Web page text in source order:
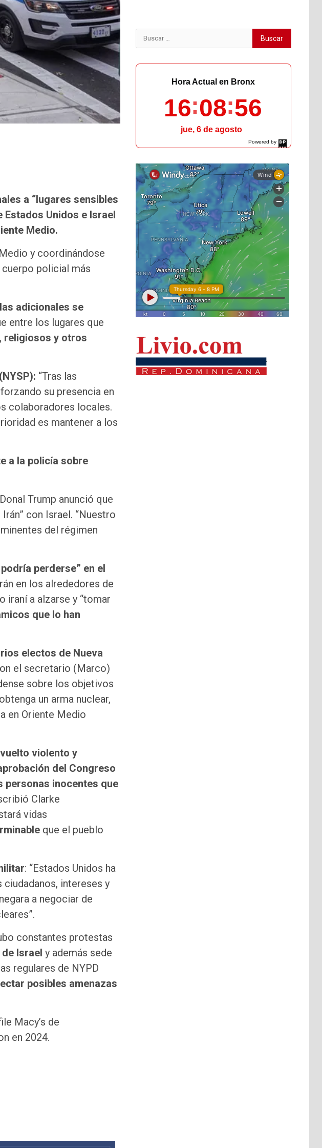
a “lugares sensibles
Estados Unidos e Israel
Medio.
y coordinándose
policial más
adicionales se
entre los lugares que
religiosos y otros
“Tras las
su presencia en
colaboradores locales.
es mantener a los
a la policía sobre
Trump anunció que
con Israel. “Nuestro
del régimen
perderse” en el
en los alrededores de
iraní a alzarse y “tomar
que lo han
electos de Nueva
el secretario (Marco)
sobre los objetivos
un arma nuclear,
en Oriente Medio
violento y
del Congreso
personas inocentes que
Clarke
vidas
que el pueblo
: “Estados Unidos ha
intereses y
a negociar de
constantes protestas
Israel y además sede
regulares de NYPD
posibles amenazas
Macy’s de
en 2024.
Buscar:
Powered by
DaysPedia.com
Hora Actual en Bronx
16 08 57
jue, 6 de agosto